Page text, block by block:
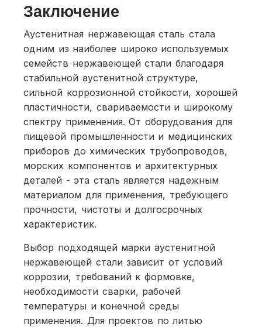
Заключение
Аустенитная нержавеющая сталь стала
одним из наиболее широко используемых
семейств нержавеющей стали благодаря
стабильной аустенитной структуре,
сильной коррозионной стойкости, хорошей
пластичности, свариваемости и широкому
спектру применения. От оборудования для
пищевой промышленности и медицинских
приборов до химических трубопроводов,
морских компонентов и архитектурных
деталей - эта сталь является надежным
материалом для применения, требующего
прочности, чистоты и долгосрочных
характеристик.
Выбор подходящей марки аустенитной
нержавеющей стали зависит от условий
коррозии, требований к формовке,
необходимости сварки, рабочей
температуры и конечной среды
применения. Для проектов по литью